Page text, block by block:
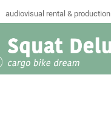
audiovisual rental & production